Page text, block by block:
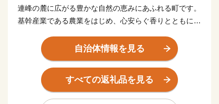
連峰の麓に広がる豊かな自然の恵みにあふれる町です。
基幹産業である農業をはじめ、心安らぐ香りとともに初
む養豚業、雲を見下ろす十勝岳温泉郷、トレイルランや
ヒルクライム（自転車レース）・バックカントリスキー
などのネイチャースポーツ・・・十勝岳や富良野盆地の
雄大な自然が織りなす四季折々の魅力はまさに北海道の
自治体情報を見る
すべての返礼品を見る